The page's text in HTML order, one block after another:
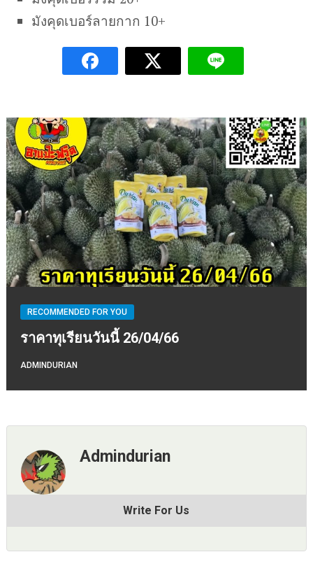
มังคุดเบอร์ลายกาก 10+
RECOMMENDED FOR YOU
ราคาทุเรียนวันนี้ 26/04/66
ADMINDURIAN
Admindurian
Write For Us